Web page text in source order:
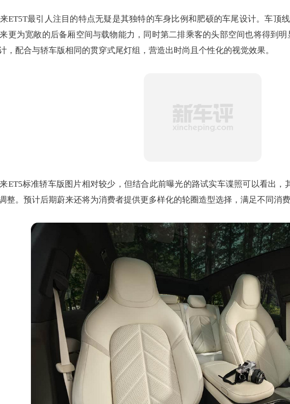
ET5T最引人注目的特点无疑是其独特的车身比例和肥硕的车尾设计。车顶
更为宽敞的后备厢空间与载物能力，同时第二排乘客的头部空间也将得到
，配合与轿车版相同的贯穿式尾灯组，营造出时尚且个性化的视觉效果。
ET5标准轿车版图片相对较少，但结合此前曝光的路试实车谍照可以看出
整。预计后期蔚来还将为消费者提供更多样化的轮圈造型选择，满足不同消费